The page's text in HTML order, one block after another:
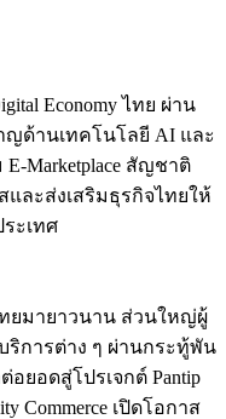
Economy ไทย ผ่าน
ญด้านเทคโนโลยี AI และ
E-Marketplace สัญชาติ
และส่งเสริมธุรกิจไทยให้
ะเทศ
ยมายาวนาน ส่วนใหญ่ผู้
การต่าง ๆ ผ่านกระทู้พัน
ยอดสู่โปรเจกต์ Pantip
Commerce เปิดโอกาส